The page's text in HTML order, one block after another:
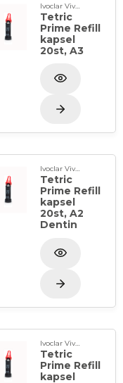
Ivoclar Vivadent
Tetric
Prime Refill
kapsel
20st, A3
Ivoclar Vivadent
Tetric
Prime Refill
kapsel
20st, A2
Dentin
Ivoclar Vivadent
Tetric
Prime Refill
kapsel